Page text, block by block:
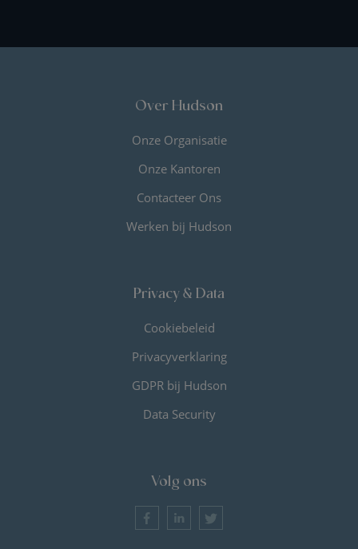
Over Hudson
Onze Organisatie
Onze Kantoren
Contacteer Ons
Werken bij Hudson
Privacy & Data
Cookiebeleid
Privacyverklaring
GDPR bij Hudson
Data Security
Volg ons